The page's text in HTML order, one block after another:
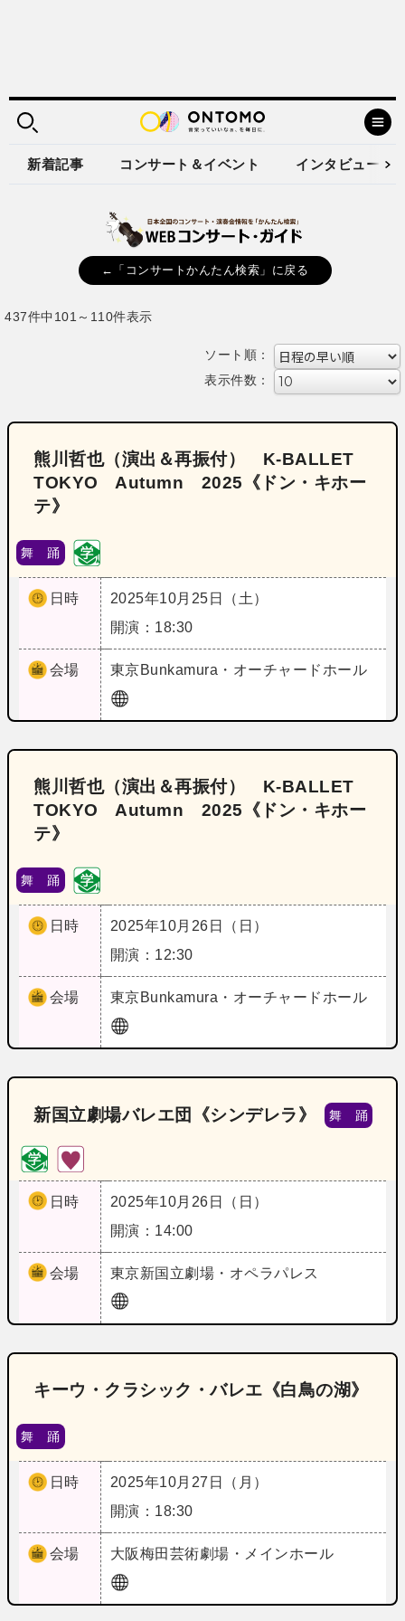
新着記事 コンサート＆イベント インタビュー
←「コンサートかんたん検索」に戻る
437件中101～110件表示
ソート順：
表示件数：
熊川哲也（演出＆再振付） K-BALLET
TOKYO Autumn 2025《ドン・キホー
テ》
舞 踊
日時
2025年10月25日（土）
開演：18:30
会場 東京Bunkamura・オーチャードホール
熊川哲也（演出＆再振付） K-BALLET
TOKYO Autumn 2025《ドン・キホー
テ》
舞 踊
日時
2025年10月26日（日）
開演：12:30
会場 東京Bunkamura・オーチャードホール
新国立劇場バレエ団《シンデレラ》 舞 踊
日時
2025年10月26日（日）
開演：14:00
会場 東京新国立劇場・オペラパレス
キーウ・クラシック・バレエ《白鳥の湖》
舞 踊
日時
2025年10月27日（月）
開演：18:30
会場 大阪梅田芸術劇場・メインホール